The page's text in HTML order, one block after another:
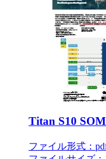
Titan S10
ファイル形式：